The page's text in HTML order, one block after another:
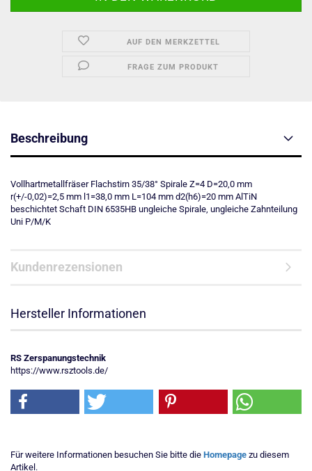
AUF DEN MERKZETTEL
FRAGE ZUM PRODUKT
Beschreibung
Vollhartmetallfräser Flachstirn 35/38° Spirale Z=4 D=20,0 mm
r(+/-0,02)=2,5 mm l1=38,0 mm L=104 mm d2(h6)=20 mm AlTiN
beschichtet Schaft DIN 6535HB ungleiche Spirale, ungleiche Zahnteilung
Uni P/M/K
Kundenrezensionen
Hersteller Informationen
RS Zerspanungstechnik
https://www.rsztools.de/
Für weitere Informationen besuchen Sie bitte die Homepage zu diesem
Artikel.